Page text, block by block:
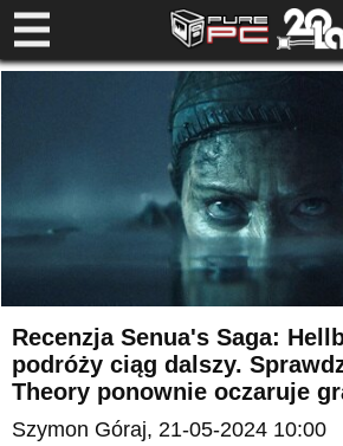
Recenzja Senua's Saga:
podróży ciąg dalszy.
Theory ponownie oczaruje
Szymon Góraj, 21-05-2024 10:00